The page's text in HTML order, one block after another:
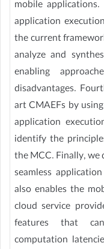
mobile
application
the current
analyze and
enabling
disadvantages.
art CMAEFs by
application
identify the
the MCC. Finally, we
seamless
also enables the
cloud service
features that
computation